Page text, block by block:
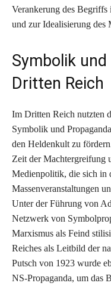
Verankerung des Begriffs
und zur Idealisierung des
Symbolik
Dritten Reich
Im Dritten Reich nutzten
Symbolik und
den Heldenkult zu
Zeit der Machtergreifung
Medienpolitik, die sich in
Massenveranstaltungen
Unter der Führung von
Netzwerk von
Marxismus als Feind
Reiches als Leitbild der
Putsch von 1923 wurde
NS-Propaganda, um das